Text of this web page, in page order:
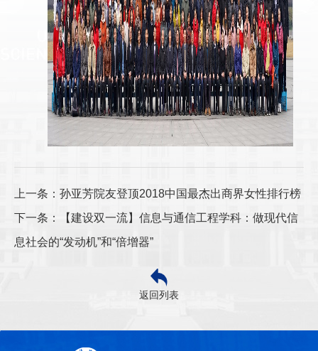
上一条：孙亚芳院友登顶2018中国最杰出商界女性排行榜
下一条：【建设双一流】信息与通信工程学科：做现代信
息社会的“发动机”和“倍增器”
返回列表